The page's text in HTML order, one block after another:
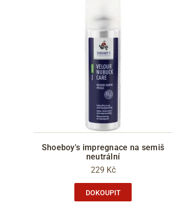
Shoeboy's impregnace na semiš
neutrální
229 Kč
DOKOUPIT